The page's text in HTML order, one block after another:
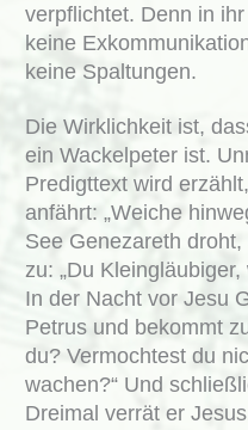
verpflichtet. Denn in
keine
keine Spaltungen.
Die Wirklichkeit ist,
ein Wackelpeter ist.
Predigttext wird
anfährt: „Weiche
See Genezareth
zu: „Du
In der Nacht vor Jesu
Petrus und bekommt
du? Vermochtest du
wachen?“ Und
Dreimal verrät er